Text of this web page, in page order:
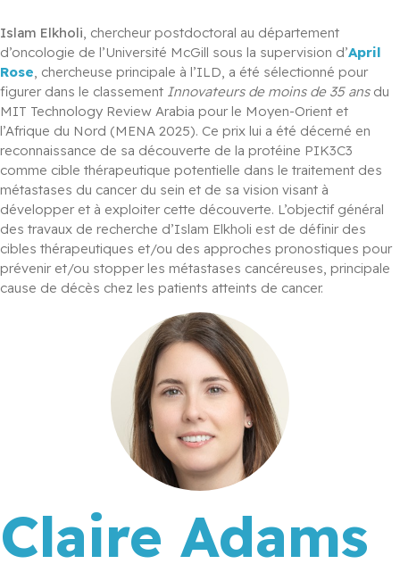
Islam Elkholi , chercheur postdoctoral au département
d’oncologie de l’Université McGill sous la supervision d’April
Rose , chercheuse principale à l’ILD, a été sélectionné pour
figurer dans le classement Innovateurs de moins de 35 ans du
MIT Technology Review Arabia pour le Moyen-Orient et
l’Afrique du Nord (MENA 2025). Ce prix lui a été décerné en
reconnaissance de sa découverte de la protéine PIK3C3
comme cible thérapeutique potentielle dans le traitement des
métastases du cancer du sein et de sa vision visant à
développer et à exploiter cette découverte. L’objectif général
des travaux de recherche d’Islam Elkholi est de définir des
cibles thérapeutiques et/ou des approches pronostiques pour
prévenir et/ou stopper les métastases cancéreuses, principale
cause de décès chez les patients atteints de cancer.
Claire Adams